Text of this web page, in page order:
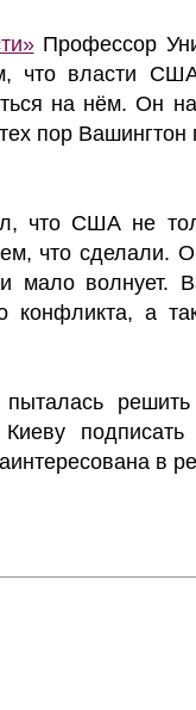
Профессор
что власти
на нём. Он
пор
что США не
что сделали.
мало волнует.
конфликта, а
в